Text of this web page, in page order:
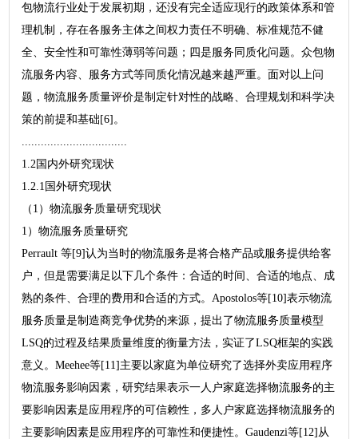
包物流行业处于发展初期，还没有完全适应现行的政策体系和管
理机制，存在各服务主体之间权力责任不明确、标准规范不健
全、安全性和可靠性薄弱等问题；四是服务同质化问题。众包物
流服务内容、服务方式等同质化情况越来越严重。面对以上问
题，物流服务质量评价是制定针对性的战略、合理规划和科学决
策的前提和基础[6]。
1.2国内外研究现状
1.2.1国外研究现状
（1）物流服务质量研究现状
1）物流服务质量研究
Perrault 等[9]认为当时的物流服务是将合格产品或服务提供给客
户，但是需要满足以下几个条件：合适的时间、合适的地点、成
熟的条件、合理的费用和合适的方式。Apostolos等[10]表示物流
服务质量是制造商竞争优势的来源，提出了物流服务质量模型
LSQ的过程及结果质量维度的衡量方法，实证了LSQ框架的实践
意义。Meehee等[11]主要以家庭为单位研究了选择外卖应用程序
物流服务影响因素，研究结果表示一人户家庭选择物流服务的主
要影响因素是应用程序的可信赖性，多人户家庭选择物流服务的
主要影响因素是应用程序的可靠性和便捷性。Gaudenzi等[12]从